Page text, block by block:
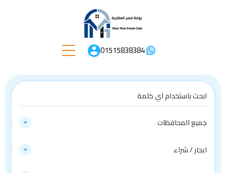
01515838384
جميع المحافظات
ايجار / شراء